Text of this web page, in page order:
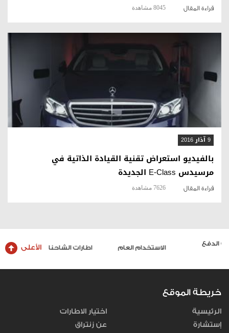
قراءة المقال 8045 مشاهدة
9 آذار 2016
بالفيديو استعراض تقنية القيادة الذاتية في
مرسيدس E-Class الجديدة
قراءة المقال 7626 مشاهدة
الاستخدام العام اطارات الشاحنات والحافلات الأعلى
خريطة الموقع
الرئيسية
إستشارة
اختيار الاطارات
عن زنتراق